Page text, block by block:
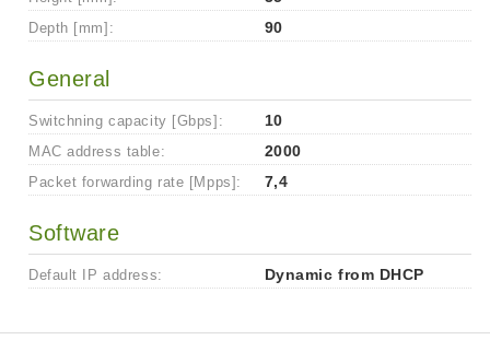
Depth [mm]:
90
General
Switchning capacity [Gbps]:
10
MAC address table:
2000
Packet forwarding rate [Mpps]:
7,4
Software
Default IP address: Dynamic from DHCP